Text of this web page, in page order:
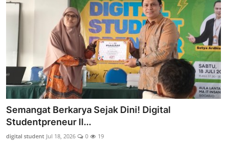
Semangat Berkarya Sejak Dini! Digital
Studentpreneur II...
digital student Jul 18, 2026 0 19